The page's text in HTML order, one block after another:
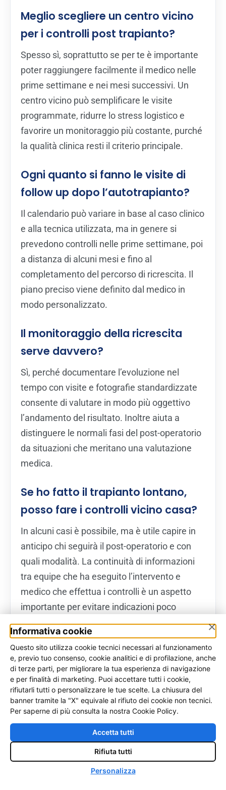
Meglio scegliere un centro vicino
per i controlli post trapianto?
Spesso sì, soprattutto se per te è importante
poter raggiungere facilmente il medico nelle
prime settimane e nei mesi successivi. Un
centro vicino può semplificare le visite
programmate, ridurre lo stress logistico e
favorire un monitoraggio più costante, purché
la qualità clinica resti il criterio principale.
Ogni quanto si fanno le visite di
follow up dopo l’autotrapianto?
Il calendario può variare in base al caso clinico
e alla tecnica utilizzata, ma in genere si
prevedono controlli nelle prime settimane, poi
a distanza di alcuni mesi e fino al
completamento del percorso di ricrescita. Il
piano preciso viene definito dal medico in
modo personalizzato.
Il monitoraggio della ricrescita
serve davvero?
Sì, perché documentare l’evoluzione nel
tempo con visite e fotografie standardizzate
consente di valutare in modo più oggettivo
l’andamento del risultato. Inoltre aiuta a
distinguere le normali fasi del post-operatorio
da situazioni che meritano una valutazione
medica.
Se ho fatto il trapianto lontano,
posso fare i controlli vicino casa?
In alcuni casi è possibile, ma è utile capire in
anticipo chi seguirà il post-operatorio e con
quali modalità. La continuità di informazioni
tra equipe che ha eseguito l’intervento e
medico che effettua i controlli è un aspetto
importante per evitare indicazioni poco
coordinate.
Quali segnali devono spingermi a
contattare il centro prima del
controllo programmato?
Dolore non previsto, arrossamento
persistente, secrezioni, gonfiore importante o
dubbi sulla guarigione meritano un contatto
con il centro. Anche quando i sintomi non
indicano necessariamente una complicanza,
×
Informativa cookie
Questo sito utilizza cookie tecnici necessari al funzionamento
e, previo tuo consenso, cookie analitici e di profilazione, anche
di terze parti, per migliorare la tua esperienza di navigazione
e per finalità di marketing. Puoi accettare tutti i cookie,
rifiutarli tutti o personalizzare le tue scelte. La chiusura del
banner tramite la "X" equivale al rifiuto dei cookie non tecnici.
Per saperne di più consulta la nostra Cookie Policy.
Accetta tutti
Rifiuta tutti
Personalizza ♿